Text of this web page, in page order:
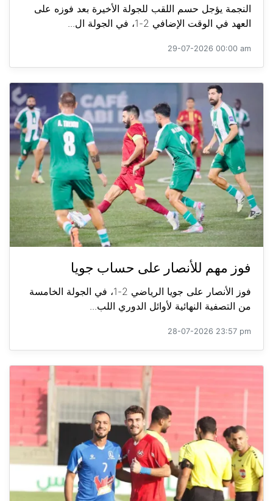
النجمة يؤجل حسم اللقب للجولة الأخيرة بعد فوزه على
العهد في الوقت الإضافي 2-1، في الجولة ال...
29-07-2026 00:00 am
فوز مهم للأنصار على حساب جويا
فوز الأنصار على جويا الرياضي 2-1، في الجولة الخامسة
من التصفية النهائية لأوائل الدوري اللب...
28-07-2026 23:57 pm